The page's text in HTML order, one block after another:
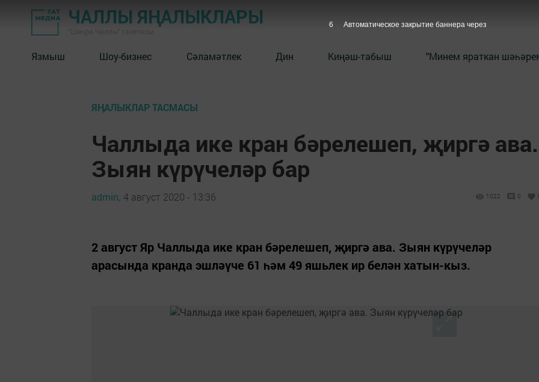
ЧАЛЛЫ ЯҢАЛЫКЛАРЫ
Язмыш Шоу-бизнес Сәламәтлек Дин Киңәш-табыш "Минем яраткан
ЯҢАЛЫКЛАР ТАСМАСЫ
Чаллыда ике кран бәрелешеп, җиргә ава.
Зыян күрүчеләр бар
admin, 4 август 2020 - 13:36 1022 0
2 август Яр Чаллыда ике кран бәрелешеп, җиргә ава. Зыян күрүчеләр
арасында кранда эшләүче 61 һәм 49 яшьлек ир белән хатын-кыз.
5 Автоматическое закрытие баннера через